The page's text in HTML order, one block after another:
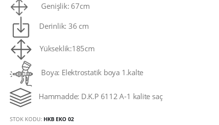
Genişlik: 67cm
Derinlik: 36 cm
Yükseklik:185cm
Boya: Elektrostatik boya 1.kalte
Hammadde: D.K.P 6112 A-1 kalite saç
STOK KODU: HKB EKO 02